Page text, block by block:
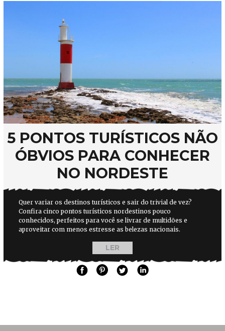
5 PONTOS TURÍSTICOS NÃO
ÓBVIOS PARA CONHECER
NO NORDESTE
Quer variar os destinos turísticos e sair do trivial de vez?
Confira cinco pontos turísticos nordestinos pouco
conhecidos, perfeitos para você se livrar de multidões e
aproveitar com menos estresse as belezas nacionais.
LER